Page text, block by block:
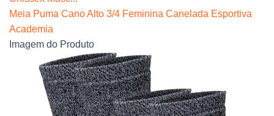
Meia Puma Cano Alto 3/4 Feminina Canelada Esportiva
Academia
Imagem do Produto